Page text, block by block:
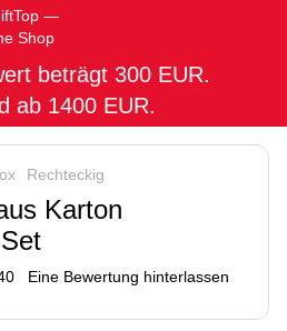
beträgt 300 EUR.
ab 1400 EUR.
Rechteckig
Karton
Eine Bewertung hinterlassen